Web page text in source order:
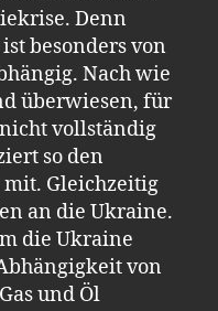
Denn
besonders von
Nach wie
überwiesen, für
nicht vollständig
so den
Gleichzeitig
an die Ukraine.
die Ukraine
von
und Öl